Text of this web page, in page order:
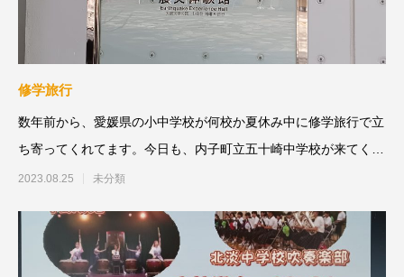
修学旅行
数年前から、愛媛県の小中学校が何校か夏休み中に修学旅行で立
ち寄ってくれてます。今日も、内子町立五十崎中学校が来てくれ
ました。今日の概
2023.08.25 未分類